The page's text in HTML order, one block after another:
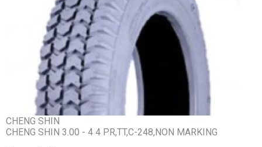
Stahlfelgen
Hebetechnik
Montagehilfsmittel
Programmiergeräte
Sensoren Gummi
Sensoren Metal
Servicekits
Reparaturmaterial LKW / AS / EM
Reparaturmaterial PKW
Reparaturmaterial Schläuche
CHENG SHIN
CHENG SHIN 3.00 - 4 4 PR,TT,C-248,NON MARKING